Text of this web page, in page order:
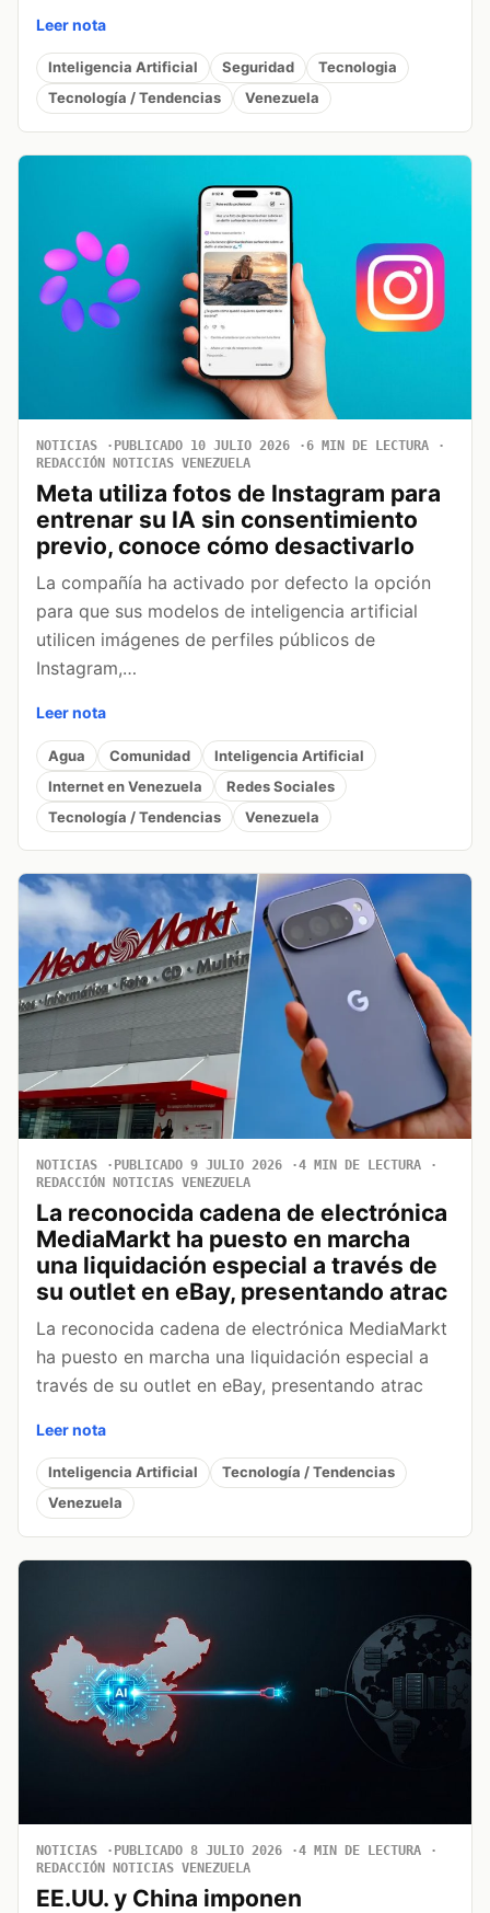
Leer nota
Inteligencia Artificial Seguridad
Tecnologia
Tecnología / Tendencias
Venezuela
NOTICIAS PUBLICADO 10 JULIO 2026
6 MIN DE LECTURA
REDACCIÓN NOTICIAS VENEZUELA
Meta utiliza fotos de Instagram para
entrenar su IA sin consentimiento
previo, conoce cómo desactivarlo
La compañía ha activado por defecto la opción
para que sus modelos de inteligencia artificial
utilicen imágenes de perfiles públicos de
Instagram,…
Leer nota
Agua Comunidad
Inteligencia Artificial
Internet en Venezuela
Redes Sociales
Tecnología / Tendencias
Venezuela
NOTICIAS PUBLICADO 9 JULIO 2026
4 MIN DE LECTURA
REDACCIÓN NOTICIAS VENEZUELA
La reconocida cadena de electrónica
MediaMarkt ha puesto en marcha
una liquidación especial a través de
su outlet en eBay, presentando atrac
La reconocida cadena de electrónica MediaMarkt
ha puesto en marcha una liquidación especial a
través de su outlet en eBay, presentando atrac
Leer nota
Inteligencia Artificial
Tecnología / Tendencias
Venezuela
NOTICIAS PUBLICADO 8 JULIO 2026
4 MIN DE LECTURA
REDACCIÓN NOTICIAS VENEZUELA
EE.UU. y China imponen